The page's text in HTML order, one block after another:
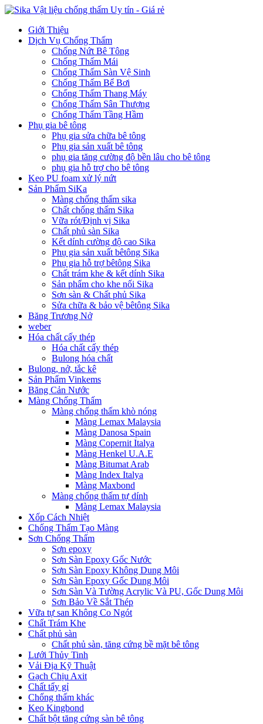
Giới Thiệu
Dịch Vụ Chống Thấm
Chống Nứt Bê Tông
Chống Thấm Mái
Chống Thấm Sàn Vệ Sinh
Chống Thấm Bể Bơi
Chống Thấm Thang Máy
Chống Thấm Sân Thượng
Chống Thấm Tầng Hầm
Phụ gia bê tông
Phụ gia sửa chữa bê tông
Phụ gia sản xuất bê tông
phụ gia tăng cường độ bền lâu cho bê tông
phụ gia hỗ trợ cho bê tông
Keo PU foam xử lý nứt
Sản Phẩm SiKa
Màng chống thấm sika
Chất chống thấm Sika
Vữa rót/Định vị Sika
Chất phủ sàn Sika
Kết dính cường độ cao Sika
Phụ gia sản xuất bêtông Sika
Phụ gia hỗ trợ bêtông Sika
Chất trám khe & kết dính Sika
Sản phẩm cho khe nối Sika
Sơn sàn & Chất phủ Sika
Sửa chữa & bảo vệ bêtông Sika
Băng Trương Nở
weber
Hóa chất cấy thép
Hóa chất cấy thép
Bulong hóa chất
Bulong, nở, tắc kê
Sản Phẩm Vinkems
Băng Cản Nước
Màng Chống Thấm
Màng chống thấm khò nóng
Màng Lemax Malaysia
Màng Danosa Spain
Màng Copernit Italya
Màng Henkel U.A.E
Màng Bitumat Arab
Màng Index Italya
Màng Maxbond
Màng chống thấm tự dính
Màng Lemax Malaysia
Xốp Cách Nhiệt
Chống Thấm Tạo Màng
Sơn Chống Thấm
Sơn epoxy
Sơn Sàn Epoxy Gốc Nước
Sơn Sàn Epoxy Không Dung Môi
Sơn Sàn Epoxy Gốc Dung Môi
Sơn Sàn Và Tường Acrylic Và PU, Gốc Dung Môi
Sơn Bảo Về Sắt Thép
Vữa tự san Không Co Ngót
Chất Trám Khe
Chất phủ sàn
Chất phủ sàn, tăng cứng bề mặt bê tông
Lưới Thủy Tinh
Vải Địa Kỹ Thuật
Gạch Chịu Axit
Chất tẩy gỉ
Chống thấm khác
Keo Kingbond
Chất bột tăng cứng sàn bê tông